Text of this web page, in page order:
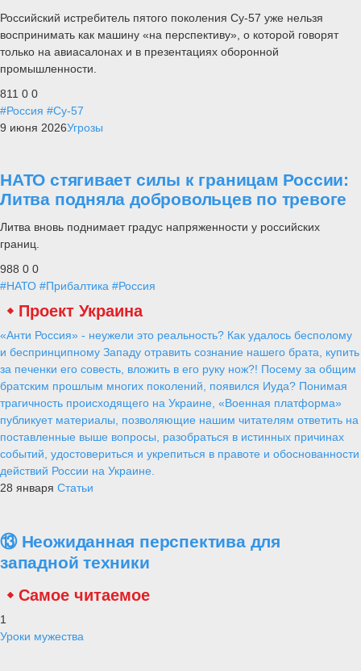
Российский истребитель пятого поколения Су-57 уже нельзя
воспринимать как машину «на перспективу», о которой говорят
только на авиасалонах и в презентациях оборонной
промышленности.
811 0 0
#Россия #Су-57
9 июня 2026Угрозы
НАТО стягивает силы к границам России:
Литва подняла добровольцев по тревоге
Литва вновь поднимает градус напряженности у российских
границ.
988 0 0
#НАТО #Прибалтика #Россия
Проект Украина
«Анти Россия» - неужели это реальность? Как удалось бесполому
и беспринципному Западу отравить сознание нашего брата, купить
за печенки его совесть, вложить в его руку нож?! Посему за общим
братским прошлым многих поколений, появился Иуда? Понимая
трагичность происходящего на Украине, «Военная платформа»
публикует материалы, позволяющие нашим читателям ответить на
поставленные выше вопросы, разобраться в истинных причинах
событий, удостовериться и укрепиться в правоте и обоснованности
действий России на Украине.
28 января Статьи
⑬ Неожиданная перспектива для
западной техники
Самое читаемое
1
Уроки мужества